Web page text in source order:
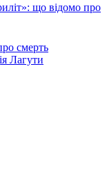
що відомо про
смерть
Лагути